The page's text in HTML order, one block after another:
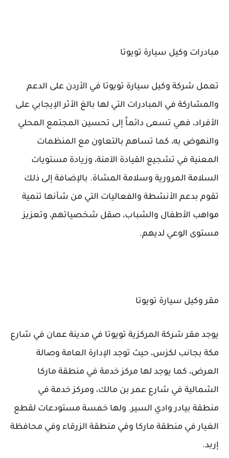
مبادرات وكيل سيارة تويوتا
تعمل شركة وكيل سيارة تويوتا في الأردن على الدعم
والمشاركة في المبادرات التي لها بالغ الأثر الإيجابي على
الأفراد، فهي تسعى دائماً إلى تحسين المجتمع المحلي
والنهوض به، كما تساهم بالتعاون مع المنظمات
المعنية في تشجيع القيادة الآمنة، وزيادة مستويات
السلامة المرورية وسلامة المشاة. بالإضافة إلى ذلك
تقوم بدعم الأنشطة والفعاليات التي من شأنها تنمية
مواهب الأطفال والشباب، صقل شخصياتهم، وتعزيز
مستوى الوعي لديهم.
مقر وكيل سيارة تويوتا
يوجد مقر شركة المركزية تويوتا في مدينة عمان في شارع
مكة بجانب لكزس، حيث توجد الإدارة العامة وصالة
العرض، كما يوجد لها مركز خدمة في منطقة ماركا
الشمالية في شارع عمر بن مالك، ومركز خدمة في
منطقة بيادر وادي السير. ولها خمسة مستودعات لقطع
الغيار في منطقة ماركا وفي منطقة الزرقاء وفي محافظة
إربد.